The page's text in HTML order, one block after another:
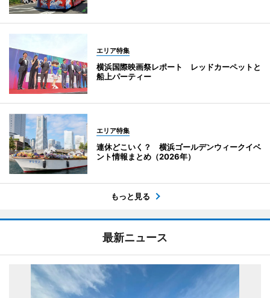
エリア特集
横浜国際映画祭レポート レッドカーペットと
船上パーティー
エリア特集
連休どこいく？ 横浜ゴールデンウィークイベ
ント情報まとめ（2026年）
もっと見る
最新ニュース